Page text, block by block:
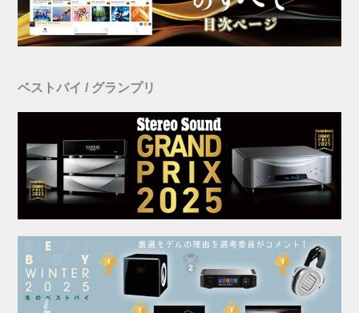
ベストバイ / グランプリ